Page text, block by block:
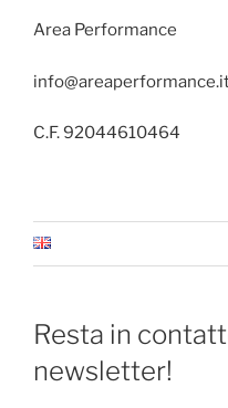
Area Performance
C.F. 92044610464
Resta in
newsletter!